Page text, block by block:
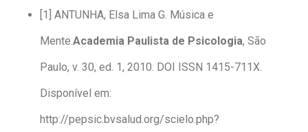
[1] ANTUNHA, Elsa Lima G. Música e
Mente.Academia Paulista de Psicologia, São
Paulo, v. 30, ed. 1, 2010. DOI ISSN 1415-711X.
Disponível em:
http://pepsic.bvsalud.org/scielo.php?